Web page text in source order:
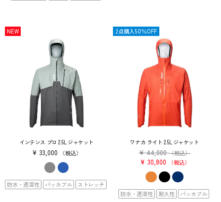
インテンス プロ 2.5L ジャケット
¥ 33,000 税込
NEW
防水・透湿性 パッカブル ストレッチ
ワナカ ライト 2.5L ジャケット
¥ 44,000 （税込）
¥ 30,800 税込
SALE
防水・透湿性 耐久性 パッカブル
2点購入50％OFF